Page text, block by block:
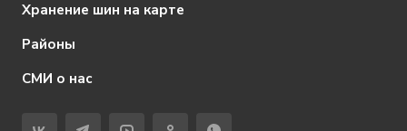
Хранение шин на карте
Районы
СМИ о нас